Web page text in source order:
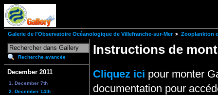
Galerie de l'Observatoire Océanologique de Villefranche-sur-Mer Zooplankton
Recherche avancée
December 2011
1. December 7th
2. December 14th
Instructions de
Cliquez ici pour monter
documentation pour